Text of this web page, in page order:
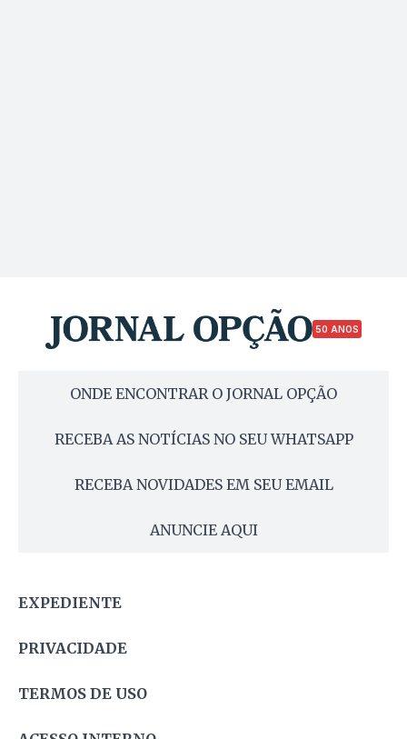
50 ANOS
ONDE ENCONTRAR O JORNAL OPÇÃO
RECEBA AS NOTÍCIAS NO SEU WHATSAPP
RECEBA NOVIDADES EM SEU EMAIL
ANUNCIE AQUI
EXPEDIENTE
PRIVACIDADE
TERMOS DE USO